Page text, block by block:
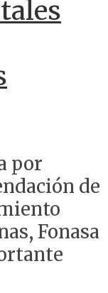
por
de
Fonasa